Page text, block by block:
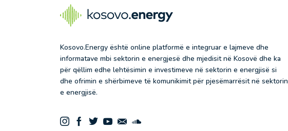
Kosovo.Energy është online platformë e integruar e lajmeve dhe
informatave mbi sektorin e energjesë dhe mjedisit në Kosovë dhe ka
për qëllim edhe lehtësimin e investimeve në sektorin e energjisë si
dhe ofrimin e shërbimeve të komunikimit për pjesëmarrësit në sektorin
e energjisë.